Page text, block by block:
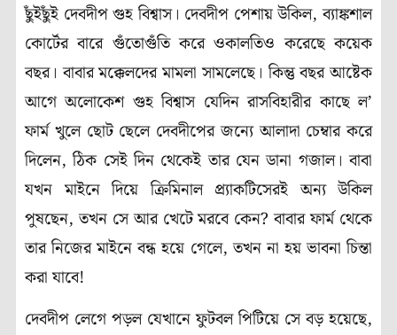
ছুঁইছুঁই দেবদীপ গুহ বিশ্বাস। দেবদীপ পেশায় উকিল, ব্যাঙ্কশাল
কোর্টের বারে গুঁতোগুঁতি করে ওকালতিও করেছে কয়েক
বছর। বাবার মক্কেলদের মামলা সামলেছে। কিন্তু বছর আষ্টেক
আগে অলোকেশ গুহ বিশ্বাস যেদিন রাসবিহারীর কাছে ল’
ফার্ম খুলে ছোট ছেলে দেবদীপের জন্যে আলাদা চেম্বার করে
দিলেন, ঠিক সেই দিন থেকেই তার যেন ডানা গজাল। বাবা
যখন মাইনে দিয়ে ক্রিমিনাল প্র্যাকটিসেরই অন্য উকিল
পুষছেন, তখন সে আর খেটে মরবে কেন? বাবার ফার্ম থেকে
তার নিজের মাইনে বন্ধ হয়ে গেলে, তখন না হয় ভাবনা চিন্তা
করা যাবে!
দেবদীপ লেগে পড়ল যেখানে ফুটবল পিটিয়ে সে বড় হয়েছে,